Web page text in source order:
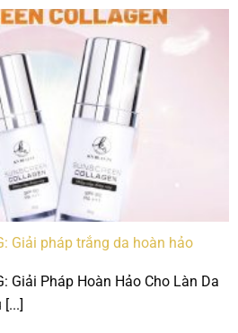
Giải pháp trắng da hoàn hảo
Giải Pháp Hoàn Hảo Cho Làn Da